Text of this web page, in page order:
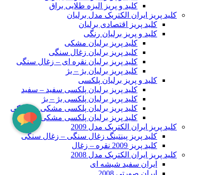
کلید و پریز الیزه طلایی براق
کلید پریز ایران الکتریک مدل برلیان
کلید پریز اقتصادی برلیان
کلید و پریز برلیان رنگی
کلید پریز برلیان مشکی
کلید پریز برلیان زغال سنگی
کلید پریز برلیان نقره ای – زغال سنگی
کلید پریز برلیان بژ – بژ
کلید و پریز برلیان پلکسی
کلید پریز برلیان پلکسی سفید – سفید
کلید پریز برلیان پلکسی بژ – بژ
کلید پریز برلیان پلکسی مشکی – مشکی
کلید پریز برلیان پلکسی مشکی – زغال
کلید پریز ایران الکتریک مدل 2009
کلید پریز پینتینگ زغال سنگی – زغال سنگی
کلید پریز 2009 نقره – زغال
کلید پریز ایران الکتریک مدل 2008
ایران سفید شیشه ای
ایران صورتی 2008